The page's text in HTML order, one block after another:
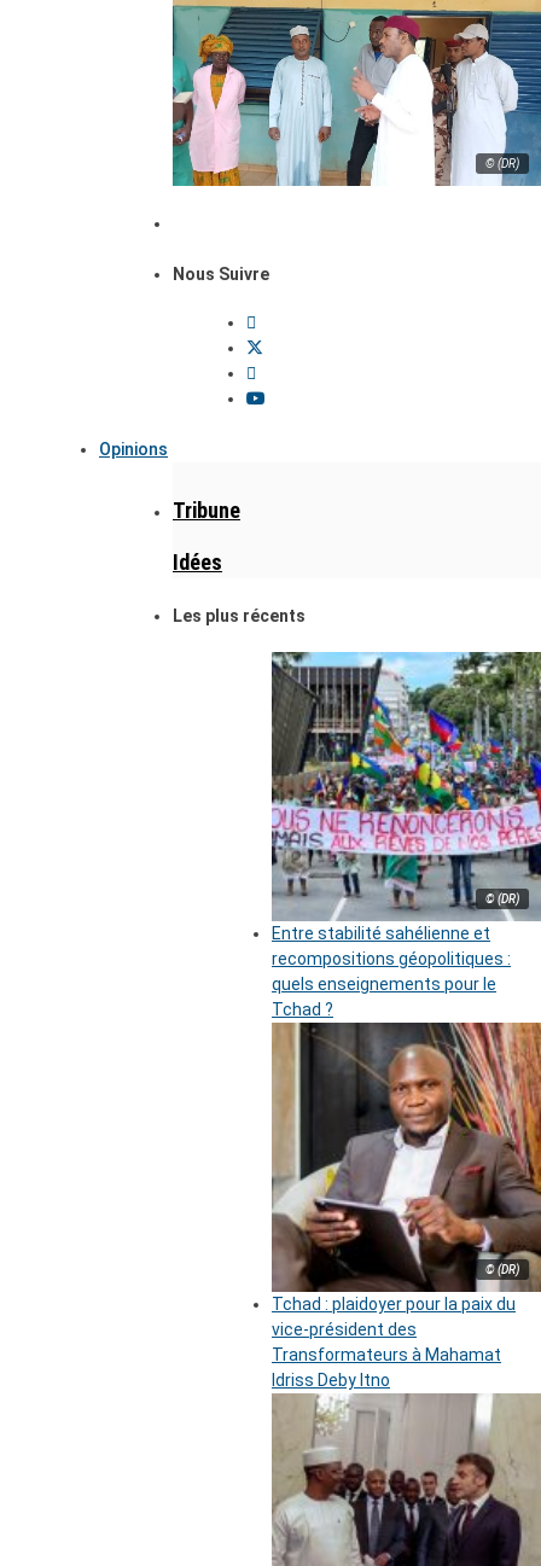
© (DR)
Nous Suivre
Opinions
Tribune
Idées
Les plus récents
© (DR)
Entre stabilité sahélienne et
recompositions géopolitiques :
quels enseignements pour le
Tchad ?
© (DR)
Tchad : plaidoyer pour la paix du
vice-président des
Transformateurs à Mahamat
Idriss Deby Itno